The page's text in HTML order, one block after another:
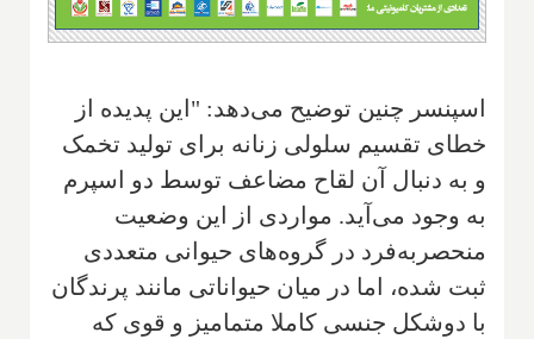
اسپنسر چنین توضیح می‌دهد: "این پدیده از
خطای تقسیم سلولی زنانه برای تولید تخمک
و به دنبال آن لقاح مضاعف توسط دو اسپرم
به وجود می‌آید. مواردی از این وضعیت
منحصربه‌فرد در گروه‌های حیوانی متعددی
ثبت شده، اما در میان حیواناتی مانند پرندگان
با دوشکل جنسی کاملا متمامیز و قوی که